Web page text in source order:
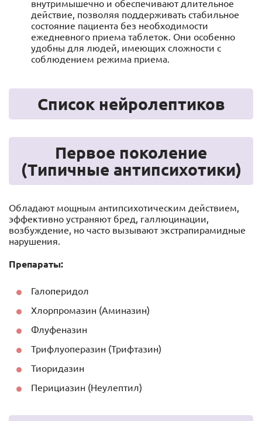
внутримышечно и обеспечивают длительное
действие, позволяя поддерживать стабильное
состояние пациента без необходимости
ежедневного приема таблеток. Они особенно
удобны для людей, имеющих сложности с
соблюдением режима приема.
Список нейролептиков
Первое поколение
(Типичные антипсихотики)
Обладают мощным антипсихотическим действием,
эффективно устраняют бред, галлюцинации,
возбуждение, но часто вызывают экстрапирамидные
нарушения.
Препараты:
Галоперидол
Хлорпромазин (Аминазин)
Флуфеназин
Трифлуоперазин (Трифтазин)
Тиоридазин
Перициазин (Неулептил)